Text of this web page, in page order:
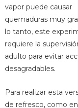
vapor puede causar
quemaduras muy
lo tanto, este
requiere la
adulto para evitar
desagradables.
Para realizar esta
de refresco, como